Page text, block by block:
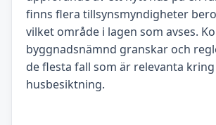
finns flera tillsynsmyndigheter
vilket område i lagen som avses.
byggnadsnämnd granskar och
de flesta fall som är relevanta kring
husbesiktning.